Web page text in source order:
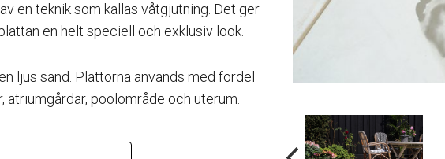
en teknik som kallas våtgjutning. Det ger
en helt speciell och exklusiv look.
ljus sand. Plattorna används med fördel
atriumgårdar, poolområde och uterum.